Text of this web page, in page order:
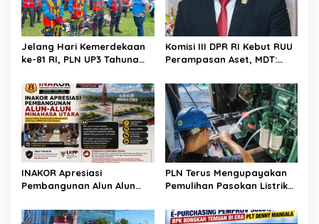
Jelang Hari Kemerdekaan
ke-81 RI, PLN UP3 Tahuna
Peralatan Guna Pastikan
Keandalan Listrik
Kepulauan Nusa Utara
Komisi III DPR RI Kebut RUU
Perampasan Aset, MDT:
Abuse of Power
INAKOR Apresiasi
Pembangunan Alun Alun
Audensi Dinilai Memberikan
PLN Terus Mengupayakan
Pemulihan Pasokan Listrik